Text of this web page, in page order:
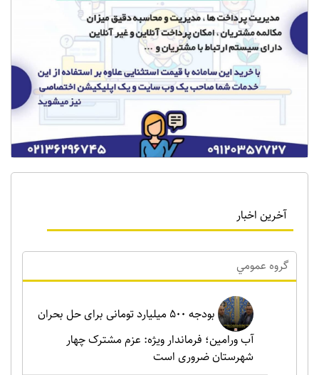
آخرین اخبار
گروه عمومي
بودجه ۵۰۰ میلیارد تومانی برای حل بحران
آب ورامین؛ فرماندار ویژه: عزم مشترک چهار
شهرستان ضروری است